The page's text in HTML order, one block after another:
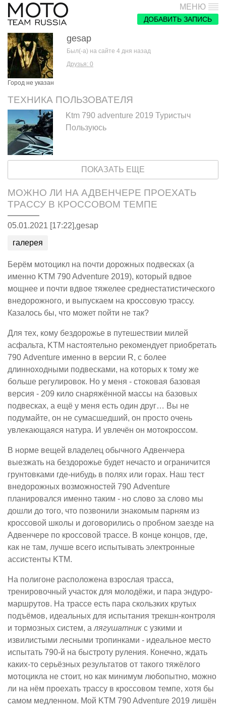
МЕНЮ
ДОБАВИТЬ ЗАПИСЬ
Город не указан
gesap
Был(-а) на сайте 4 дня назад
Друзья: 0
ТЕХНИКА ПОЛЬЗОВАТЕЛЯ
Ktm 790 adventure 2019 Туристыч
Пользуюсь
ПОКАЗАТЬ ЕЩЕ
МОЖНО ЛИ НА АДВЕНЧЕРЕ ПРОЕХАТЬ
ТРАССУ В КРОССОВОМ ТЕМПЕ
05.01.2021 [17:22],gesap
галерея
Берём мотоцикл на почти дорожных подвесках (а
именно KTM 790 Adventure 2019), который вдвое
мощнее и почти вдвое тяжелее среднестатистического
внедорожного, и выпускаем на кроссовую трассу.
Казалось бы, что может пойти не так?
Для тех, кому бездорожье в путешествии милей
асфальта, KTM настоятельно рекомендует приобретать
790 Adventure именно в версии R, с более
длинноходными подвесками, на которых к тому же
больше регулировок. Но у меня - стоковая базовая
версия - 209 кило снаряжённой массы на базовых
подвесках, а ещё у меня есть один друг… Вы не
подумайте, он не сумасшедший, он просто очень
увлекающаяся натура. И увлечён он мотокроссом.
В норме вещей владелец обычного Адвенчера
выезжать на бездорожье будет нечасто и ограничится
грунтовками где-нибудь в полях или горах. Наш тест
внедорожных возможностей 790 Adventure
планировался именно таким - но слово за слово мы
дошли до того, что позвонили знакомым парням из
кроссовой школы и договорились о пробном заезде на
Адвенчере по кроссовой трассе. В конце концов, где,
как не там, лучше всего испытывать электронные
ассистенты KTM.
На полигоне расположена взрослая трасса,
тренировочный участок для молодёжи, и пара эндуро-
маршрутов. На трассе есть пара скользких крутых
подъёмов, идеальных для испытания трекшн-контроля
и тормозных систем, а лягушатник с узкими и
извилистыми лесными тропинками - идеальное место
испытать 790-й на быстроту руления. Конечно, ждать
каких-то серьёзных результатов от такого тяжёлого
мотоцикла не стоит, но как минимум любопытно, можно
ли на нём проехать трассу в кроссовом темпе, хотя бы
самом медленном. Мой KTM 790 Adventure 2019 лишён